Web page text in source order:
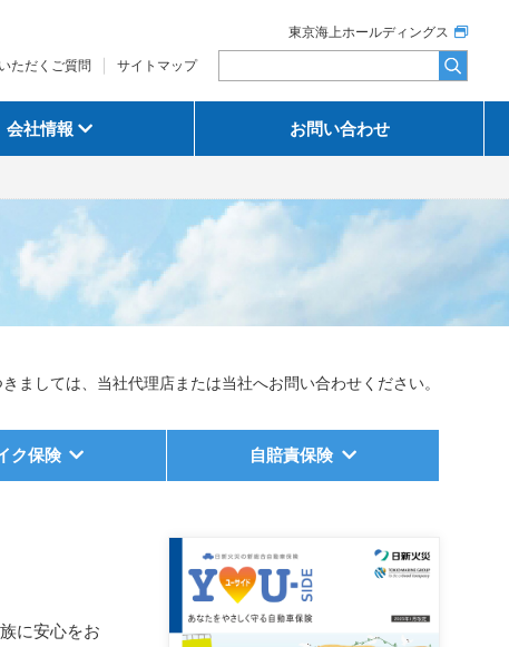
東京海上ホールディングス
ただくご質問 サイトマップ
会社情報 お問い合わせ
しては、当社代理店または当社へお問い合わせください。
ク保険 自賠責保険
に安心をお